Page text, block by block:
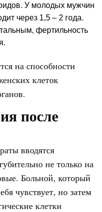
У молодых мужчин
через 1,5 – 2 года.
фертильность
на способности
клеток
после
вводятся
не только на
Больной, который
чувствует, но затем
клетки